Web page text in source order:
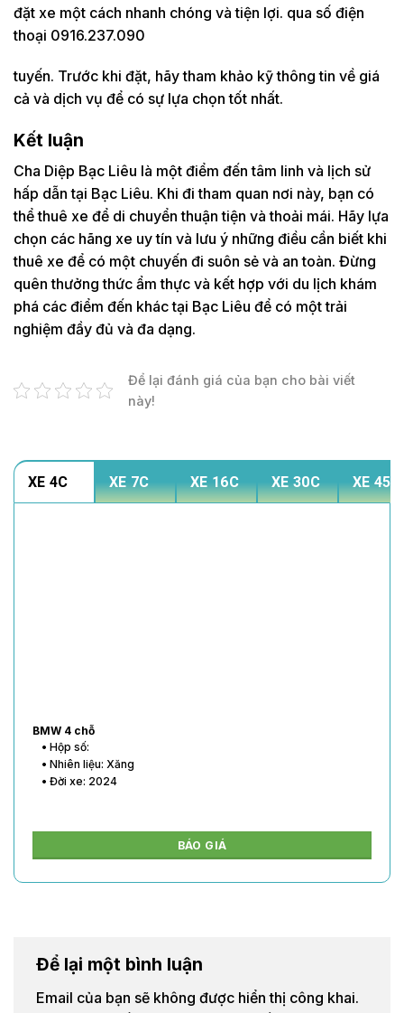
đặt xe một cách nhanh chóng và tiện lợi. qua số điện
thoại 0916.237.090
tuyến. Trước khi đặt, hãy tham khảo kỹ thông tin về giá
cả và dịch vụ để có sự lựa chọn tốt nhất.
Kết luận
Cha Diệp Bạc Liêu là một điểm đến tâm linh và lịch sử
hấp dẫn tại Bạc Liêu. Khi đi tham quan nơi này, bạn có
thể thuê xe để di chuyển thuận tiện và thoải mái. Hãy lựa
chọn các hãng xe uy tín và lưu ý những điều cần biết khi
thuê xe để có một chuyến đi suôn sẻ và an toàn. Đừng
quên thưởng thức ẩm thực và kết hợp với du lịch khám
phá các điểm đến khác tại Bạc Liêu để có một trải
nghiệm đầy đủ và đa dạng.
Để lại đánh giá của bạn cho bài viết
này!
XE 4C XE 7C XE 16C XE 30C XE 45C
BMW 4 chỗ
• Hộp số:
• Nhiên liệu: Xăng
• Đời xe: 2024
BÁO GIÁ
Để lại một bình luận
Email của bạn sẽ không được hiển thị công khai.